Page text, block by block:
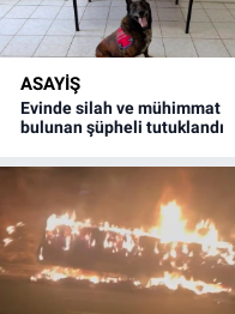
ASAYİŞ
Evinde silah ve mühimmat
bulunan şüpheli tutuklandı